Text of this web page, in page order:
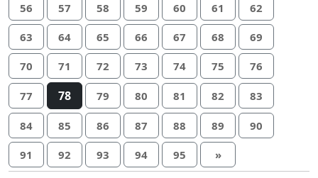
56 57 58 59 60 61 62
63 64 65 66 67 68 69
70 71 72 73 74 75 76
77 78 79 80 81 82 83
84 85 86 87 88 89 90
91 92 93 94 95 »